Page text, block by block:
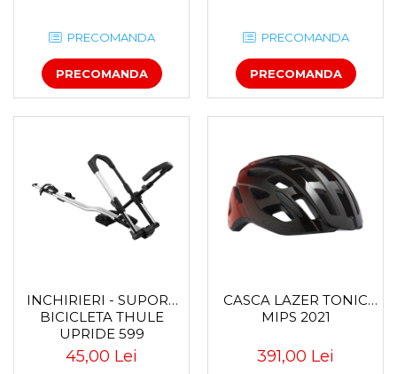
PRECOMANDA
PRECOMANDA
PRECOMANDA
PRECOMANDA
INCHIRIERI - SUPORT
BICICLETA THULE
UPRIDE 599
45,00 Lei
CASCA LAZER TONIC
MIPS 2021
391,00 Lei